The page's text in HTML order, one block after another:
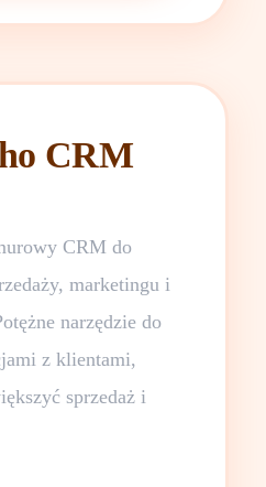
CRM
CRM do
marketingu i
narzędzie do
z klientami,
sprzedaż i